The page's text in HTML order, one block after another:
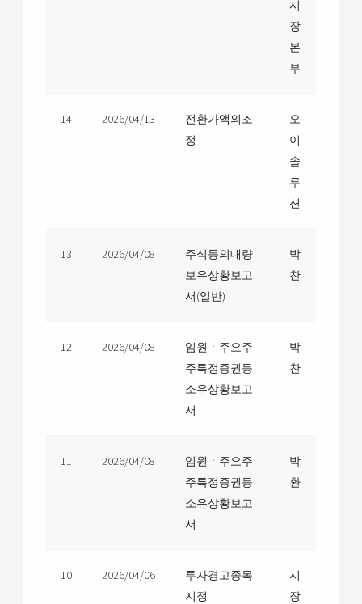
시
장
본
부
14 2026/04/13
전환가액의조
정
오
이
솔
루
션
13 2026/04/08
주식등의대량
보유상황보고
서(일반)
박
찬
12 2026/04/08
임원ㆍ주요주
주특정증권등
소유상황보고
서
박
찬
11 2026/04/08
임원ㆍ주요주
주특정증권등
소유상황보고
서
박
환
10 2026/04/06
투자경고종목
지정
시
장